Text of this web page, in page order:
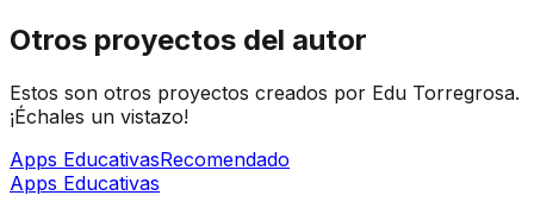
Otros proyectos del autor
Estos son otros proyectos creados por Edu Torregrosa.
¡Échales un vistazo!
Apps EducativasRecomendado
Apps Educativas